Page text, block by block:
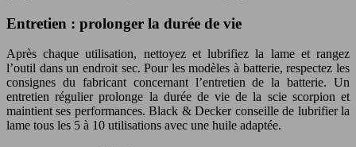
Entretien : prolonger la durée de vie
Après chaque utilisation, nettoyez et lubrifiez la lame et rangez
l’outil dans un endroit sec. Pour les modèles à batterie, respectez les
consignes du fabricant concernant l’entretien de la batterie. Un
entretien régulier prolonge la durée de vie de la scie scorpion et
maintient ses performances. Black & Decker conseille de lubrifier la
lame tous les 5 à 10 utilisations avec une huile adaptée.